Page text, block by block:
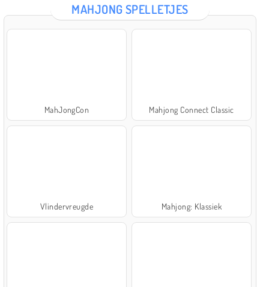
MAHJONG SPELLETJES
MahJongCon Mahjong Connect Classic
Vlindervreugde Mahjong: Klassiek